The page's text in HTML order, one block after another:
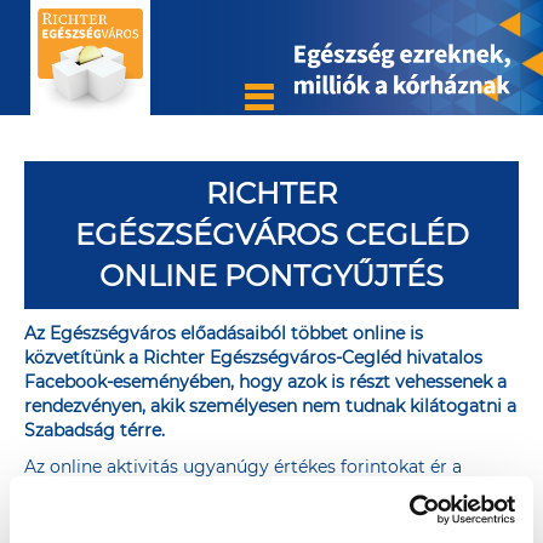
RICHTER
EGÉSZSÉGVÁROS CEGLÉD
ONLINE PONTGYŰJTÉS
Az Egészségváros előadásaiból többet online is
közvetítünk a Richter Egészségváros-Cegléd hivatalos
Facebook-eseményében, hogy azok is részt vehessenek a
rendezvényen, akik személyesen nem tudnak kilátogatni a
Szabadság térre.
Az online aktivitás ugyanúgy értékes forintokat ér a
Ceglédi Toldy Ferenc Kórház és Rendelőintézetnek, mint a
személyes részvétel. A lakosok ugyanis - akárcsak a